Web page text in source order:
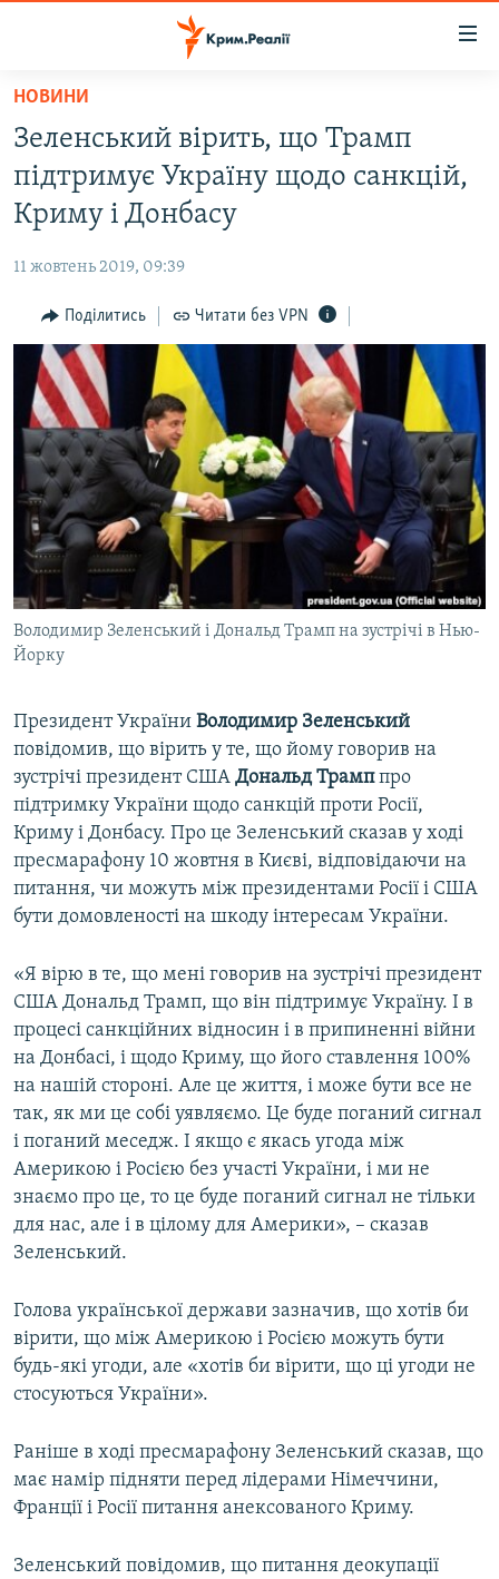
Перейти
основного
матеріалу
Перейти
до
основної
Перейти
до
пошуку
ВІДЕО ТА ФОТО
БЛОГИ
ПОГЛЯД
ІНТЕРВ'Ю
ВСЕ ЗА ДЕНЬ
СПЕЦПРОЕКТИ
ДЕПОРТАЦІЯ
ВІДЕОУРОКИ «ELIFBE»
СВІДЧЕННЯ ОКУПАЦІЇ
УКРАЇНСЬКА ПРОБЛЕМА КРИМУ
ІНФОГРАФІКА
ЯК ОБІЙТИ БЛОКУВАННЯ
Русский
Qırımtatar
ДОЛУЧАЙСЯ!
Усі сайти RFE/RL
НОВИНИ
Зеленський вірить, що Трамп
підтримує Україну щодо санкцій,
Криму і Донбасу
11 жовтень 2019, 09:39
Поділитись Читати без VPN
Володимир Зеленський і Дональд Трамп на зустрічі в Нью-
Йорку
Президент України Володимир Зеленський
повідомив, що вірить у те, що йому говорив на
зустрічі президент США Дональд Трамппро
підтримку України щодо санкцій проти Росії,
Криму і Донбасу. Про це Зеленський сказав у ході
пресмарафону 10 жовтня в Києві, відповідаючи на
питання, чи можуть між президентами Росії і США
бути домовленості на шкоду інтересам України.
«Я вірю в те, що мені говорив на зустрічі президент
США Дональд Трамп, що він підтримує Україну. І в
процесі санкційних відносин і в припиненні війни
на Донбасі, і щодо Криму, що його ставлення 100%
на нашій стороні. Але це життя, і може бути все не
так, як ми це собі уявляємо. Це буде поганий сигнал
і поганий меседж. І якщо є якась угода між
Америкою і Росією без участі України, і ми не
знаємо про це, то це буде поганий сигнал не тільки
для нас, але і в цілому для Америки», – сказав
Зеленський.
Голова української держави зазначив, що хотів би
вірити, що між Америкою і Росією можуть бути
будь-які угоди, але «хотів би вірити, що ці угоди не
стосуються України».
Раніше в ході пресмарафону Зеленський сказав, що
має намір підняти перед лідерами Німеччини,
Франції і Росії питання анексованого Криму.
Зеленський повідомив, що питання деокупації